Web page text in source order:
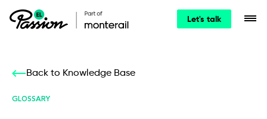
Let's talk
Back to Knowledge Base
GLOSSARY